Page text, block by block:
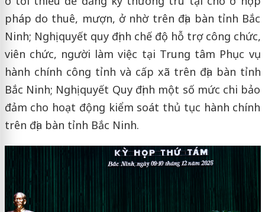
pháp do thuê, mượn, ở nhờ trên địa bàn tỉnh Bắc
Ninh; Nghị quyết quy định chế độ hỗ trợ công chức,
viên chức, người làm việc tại Trung tâm Phục vụ
hành chính công tỉnh và cấp xã trên địa bàn tỉnh
Bắc Ninh; Nghị quyết Quy định một số mức chi bảo
đảm cho hoạt động kiểm soát thủ tục hành chính
trên địa bàn tỉnh Bắc Ninh.